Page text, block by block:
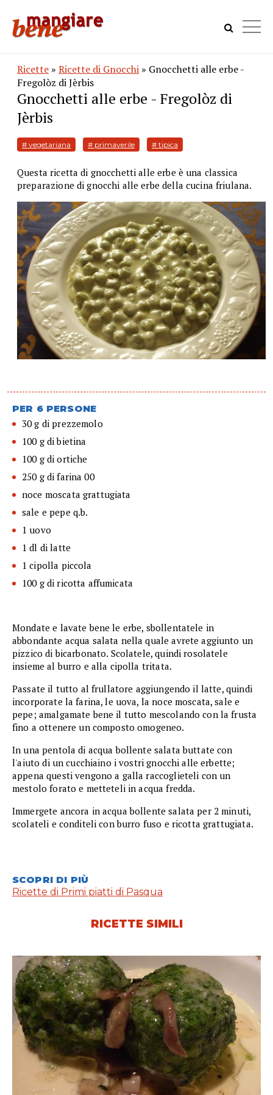
Ricette » Ricette di Gnocchi » Gnocchetti alle erbe -
Fregolòz di Jèrbis
Gnocchetti alle erbe - Fregolòz di
Jèrbis
# vegetariana # primaverile # tipica
Questa ricetta di gnocchetti alle erbe è una classica
preparazione di gnocchi alle erbe della cucina friulana.
PER 6 PERSONE
30 g di prezzemolo
100 g di bietina
100 g di ortiche
250 g di farina 00
noce moscata grattugiata
sale e pepe q.b.
1 uovo
1 dl di latte
1 cipolla piccola
100 g di ricotta affumicata
Mondate e lavate bene le erbe, sbollentatele in
abbondante acqua salata nella quale avrete aggiunto un
pizzico di bicarbonato. Scolatele, quindi rosolatele
insieme al burro e alla cipolla tritata.
Passate il tutto al frullatore aggiungendo il latte, quindi
incorporate la farina, le uova, la noce moscata, sale e
pepe; amalgamate bene il tutto mescolando con la frusta
fino a ottenere un composto omogeneo.
In una pentola di acqua bollente salata buttate con
l'aiuto di un cucchiaino i vostri gnocchi alle erbette;
appena questi vengono a galla raccoglieteli con un
mestolo forato e metteteli in acqua fredda.
Immergete ancora in acqua bollente salata per 2 minuti,
scolateli e conditeli con burro fuso e ricotta grattugiata.
SCOPRI DI PIÙ
Ricette di Primi piatti di Pasqua
RICETTE SIMILI